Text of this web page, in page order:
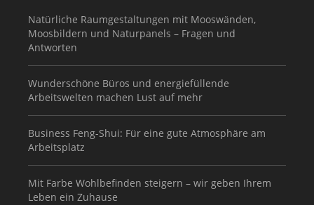
Natürliche Raumgestaltungen mit Mooswänden,
Moosbildern und Naturpanels – Fragen und
Antworten
Wunderschöne Büros und energiefüllende
Arbeitswelten machen Lust auf mehr
Business Feng-Shui: Für eine gute Atmosphäre am
Arbeitsplatz
Mit Farbe Wohlbefinden steigern – wir geben Ihrem
Leben ein Zuhause